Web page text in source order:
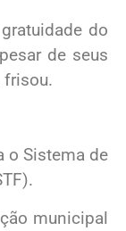
do
de seus
frisou.
o Sistema de
municipal